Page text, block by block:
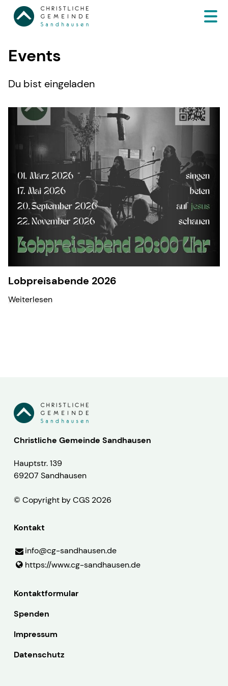
Events
Du bist eingeladen
Lobpreisabende 2026
Weiterlesen
Christliche Gemeinde Sandhausen
Hauptstr. 139
69207 Sandhausen
© Copyright by CGS 2026
Kontakt
info@​cg-sandhausen.​de
https://www.​cg-sandhausen.​de
Kontaktformular
Spenden
Impressum
Datenschutz